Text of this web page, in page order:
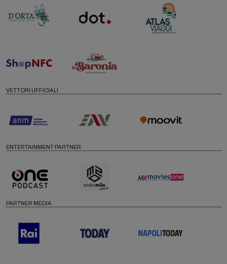
VETTORI UFFICIALI
ENTERTAINMENT PARTNER
PARTNER MEDIA